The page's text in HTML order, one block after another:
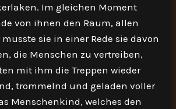
Im gleichen Moment
von ihnen den Raum, allen
sie in einer Rede sie davon
die Menschen zu vertreiben,
mit ihm die Treppen wieder
trommelnd und geladen voller
Menschenkind, welches den